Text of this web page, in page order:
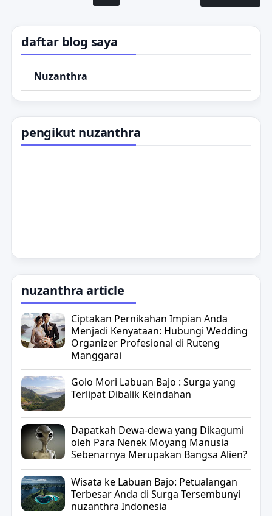
daftar blog saya
Nuzanthra
pengikut nuzanthra
nuzanthra article
Ciptakan Pernikahan Impian Anda
Menjadi Kenyataan: Hubungi Wedding
Organizer Profesional di Ruteng
Manggarai
Golo Mori Labuan Bajo : Surga yang
Terlipat Dibalik Keindahan
Dapatkah Dewa-dewa yang Dikagumi
oleh Para Nenek Moyang Manusia
Sebenarnya Merupakan Bangsa Alien?
Wisata ke Labuan Bajo: Petualangan
Terbesar Anda di Surga Tersembunyi
nuzanthra Indonesia